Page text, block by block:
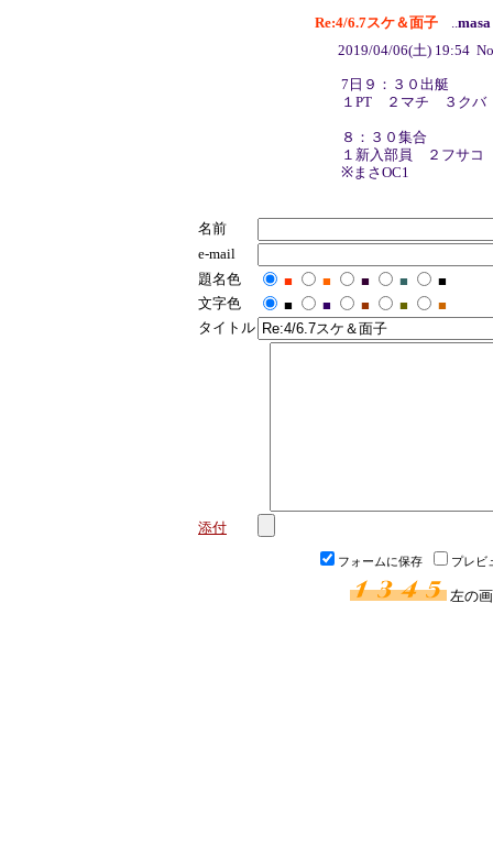
Re:4/6.7スケ＆面子 ..masa
2019/04/06(土) 19:54
7日９：３０出艇
１PT ２マチ ３ク
８：３０集合
１新入部員 ２フサ
※まさOC1
名前
e-mail
題名色
■ ■ ■ ■
■
文字色
■ ■ ■ ■
■
タイトル
添付
フォームに保存 プレビ
左の